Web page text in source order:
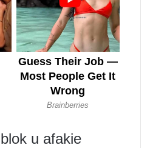
u afakie